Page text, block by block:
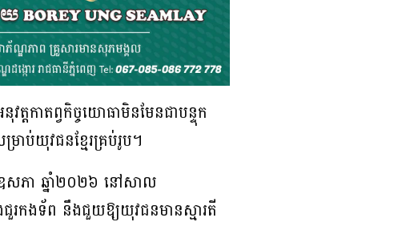
ត្តកាតព្វកិច្ចយោធាមិនមែនជាបន្ទុក
ាប់យុវជនខ្មែរគ្រប់រូប។
ឧសភា ឆ្នាំ២០២៦ នៅសាល
រកងទ័ព នឹងជួយឱ្យយុវជនមានស្មារតី